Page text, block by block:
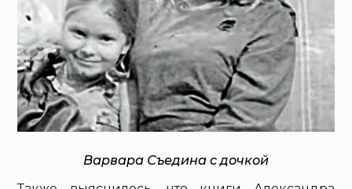
Варвара Съедина с дочкой